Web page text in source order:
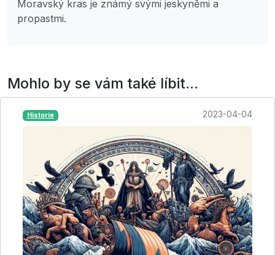
Moravský kras je známý svými jeskyněmi a
propastmi.
Mohlo by se vám také líbit...
Historie 2023-04-04